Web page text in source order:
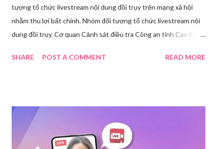
tượng tổ chức livestream nội dung đồi trụy trên mạng xã hội
nhằm thu lợi bất chính. Nhóm đối tượng tổ chức livestream nội
dung đồi trụy. Cơ quan Cảnh sát điều tra Công an tỉnh Cao Bằng
tạm giam đối với Triệu Thị Dung về hành vi truyền bá văn hóa
dụng điện thoại xuất hiện các hoạt động phát trực tiếp nội dung
nhạy cảm, có dấu hiệu vi phạm pháp luật. Ngay sau khi tiếp
nhận, đơn vị đã nhanh chóng tổ chức xác minh, thu thập dữ liệu
SHARE POST A COMMENT READ MORE